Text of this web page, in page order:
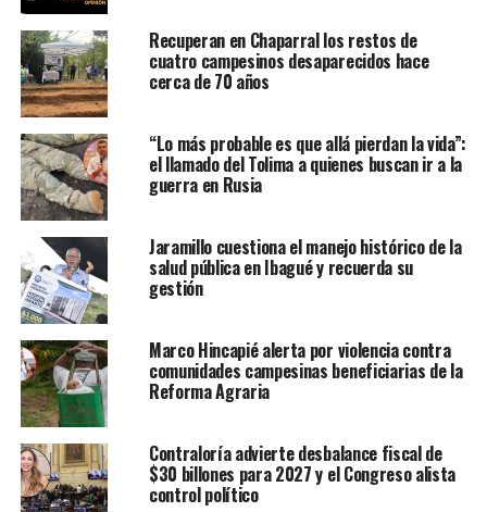
Recuperan en Chaparral los restos de
cuatro campesinos desaparecidos hace
cerca de 70 años
“Lo más probable es que allá pierdan la vida”:
el llamado del Tolima a quienes buscan ir a la
guerra en Rusia
Jaramillo cuestiona el manejo histórico de la
salud pública en Ibagué y recuerda su
gestión
Marco Hincapié alerta por violencia contra
comunidades campesinas beneficiarias de la
Reforma Agraria
Contraloría advierte desbalance fiscal de
$30 billones para 2027 y el Congreso alista
control político